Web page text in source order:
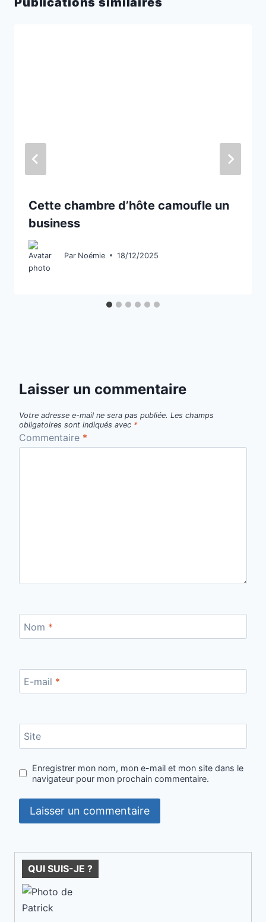
Cette chambre d’hôte camoufle un
business
Par Noémie 18/12/2025
Laisser un commentaire
Votre adresse e-mail ne sera pas publiée. Les champs
obligatoires sont indiqués avec *
Commentaire *
Nom *
E-mail *
Site
Enregistrer mon nom, mon e-mail et mon site dans le
navigateur pour mon prochain commentaire.
QUI SUIS-JE ?